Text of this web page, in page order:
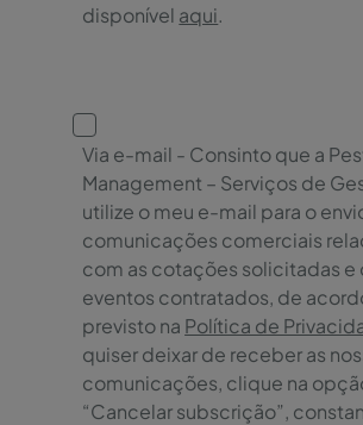
disponível aqui.
Via e-mail - Consinto que a
Management – Serviços de
utilize o meu e-mail para o
comunicações comerciais
com as cotações solicitadas e
eventos contratados, de
previsto na Política de
quiser deixar de receber as
comunicações, clique na
“Cancelar subscrição”,